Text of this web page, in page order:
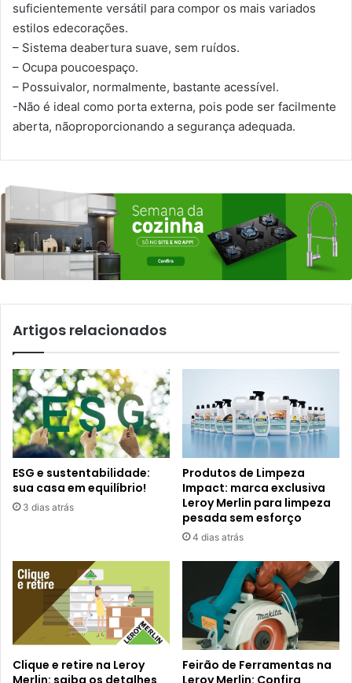
suficientemente versátil para compor os mais variados
estilos edecorações.
– Sistema deabertura suave, sem ruídos.
– Ocupa poucoespaço.
– Possuivalor, normalmente, bastante acessível.
-Não é ideal como porta externa, pois pode ser facilmente
aberta, nãoproporcionando a segurança adequada.
Artigos relacionados
ESG e sustentabilidade:
sua casa em equilíbrio!
3 dias atrás
Produtos de Limpeza
Impact: marca exclusiva
Leroy Merlin para limpeza
pesada sem esforço
4 dias atrás
Clique e retire na Leroy
Merlin: saiba os detalhes
Feirão de Ferramentas na
Leroy Merlin: Confira